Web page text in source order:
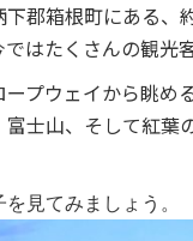
郡箱根町にある、
はたくさんの観光
プウェイから眺め
士山、そして紅葉
見てみましょう。